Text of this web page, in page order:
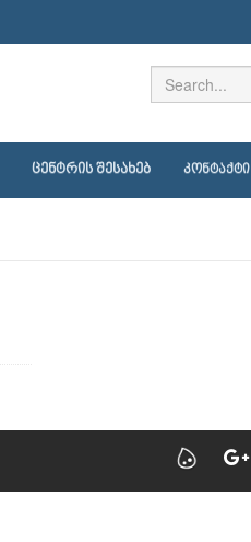
ᲪᲔᲜᲢᲠᲘᲡ ᲨᲔᲡᲐᲮᲔᲑ ᲙᲝᲜᲢᲐᲥᲢᲘ